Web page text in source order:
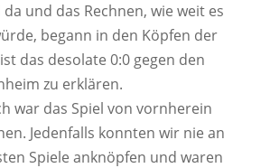
und das Rechnen, wie weit es
begann in den Köpfen der
das desolate 0:0 gegen den
zu erklären.
war das Spiel von vornherein
Jedenfalls konnten wir nie an
Spiele anknöpfen und waren